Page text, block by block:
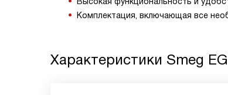
Комплектация, включающая все
Характеристики Smeg